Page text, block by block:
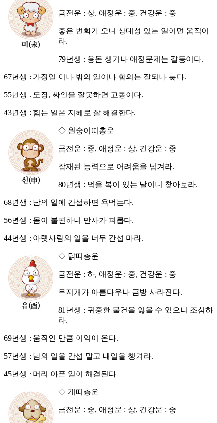
금전운 : 상, 애정운 : 중, 건강운 : 중
좋은 변화가 오니 상대성 있는 일이면 움직이
라.
79년생 : 용돈 생기나 애정문제는 갈등이다.
67년생 : 가정일 이나 밖의 일이나 합의는 잘되나 늦다.
55년생 : 도장, 싸인을 잘못하면 고통이다.
43년생 : 힘든 일은 지혜로 잘 해결한다.
◇ 원숭이띠총운
금전운 : 중, 애정운 : 상, 건강운 : 중
잠재된 능력으로 어려움을 넘겨라.
80년생 : 먹을 복이 있는 날이니 찾아보라.
68년생 : 남의 일에 간섭하면 욕먹는다.
56년생 : 몸이 불편하니 만사가 괴롭다.
44년생 : 아랫사람의 일을 너무 간섭 마라.
◇ 닭띠총운
금전운 : 하, 애정운 : 중, 건강운 : 중
무지개가 아름다우나 금방 사라진다.
81년생 : 귀중한 물건을 잃을 수 있으니 조심하
라.
69년생 : 움직인 만큼 이익이 온다.
57년생 : 남의 일을 간섭 말고 내일을 챙겨라.
45년생 : 머리 아픈 일이 해결된다.
◇ 개띠총운
금전운 : 중, 애정운 : 상, 건강운 : 중